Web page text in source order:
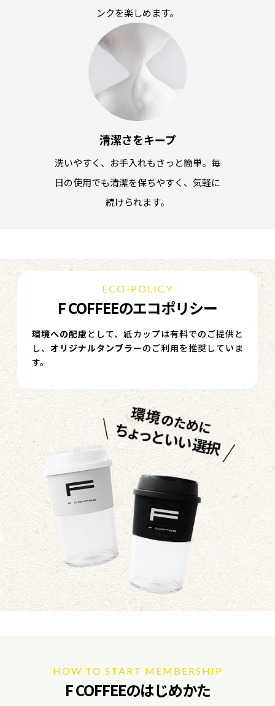
ンクを楽しめます。
清潔さをキープ
洗いやすく、お手入れもさっと簡単。毎
日の使用でも清潔を保ちやすく、気軽に
続けられます。
ECO-POLICY
F COFFEEのエコポリシー
環境への配慮 として、紙カップは有料でのご提供と
し、 オリジナルタンブラーのご利用を推奨していま
す。
HOW TO START MEMBERSHIP
F COFFEEのはじめかた